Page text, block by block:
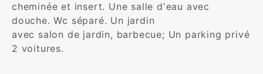
cheminée et insert. Une salle d'eau avec
douche. Wc séparé. Un jardin
avec salon de jardin, barbecue; Un parking privé
2 voitures.